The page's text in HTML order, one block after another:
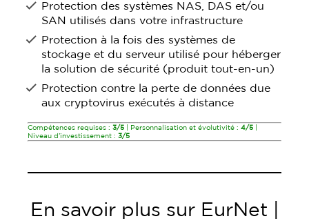
Protection des systèmes NAS, DAS et/ou
SAN utilisés dans votre infrastructure
Protection à la fois des systèmes de
stockage et du serveur utilisé pour héberger
la solution de sécurité (produit tout-en-un)
Protection contre la perte de données due
aux cryptovirus exécutés à distance
Compétences requises :3/5 | Personnalisation et évolutivité :4/5
Niveau d’investissement :3/5
En savoir plus sur EurNet |